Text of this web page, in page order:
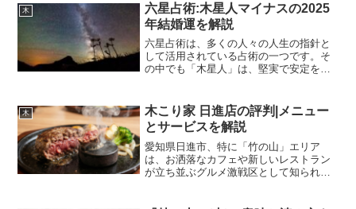
木
六星占術:木星人マイナスの2025
年結婚運を解説
六星占術は、多くの人々の人生の指針と
して活用されている占術の一つです。そ
の中でも「木星人」は、堅実で安定を重
（＋）」と「マイナス（－）」に分類さ
れ、それぞれ運命周期が異な...
木
木こり家 日進店の評判|メニュー
とサービスを解説
愛知県日進市、特に「竹の山」エリア
は、お洒落なカフェや新しいレストラン
が立ち並ぶグルメ激戦区として知られて